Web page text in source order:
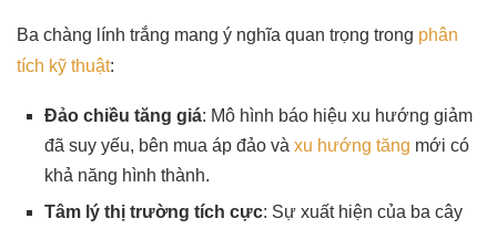
Ba chàng lính trắng mang ý nghĩa quan trọng trong phân
tích kỹ thuật:
Đảo chiều tăng giá: Mô hình báo hiệu xu hướng giảm
đã suy yếu, bên mua áp đảo và xu hướng tăng mới có
khả năng hình thành.
Tâm lý thị trường tích cực: Sự xuất hiện của ba cây